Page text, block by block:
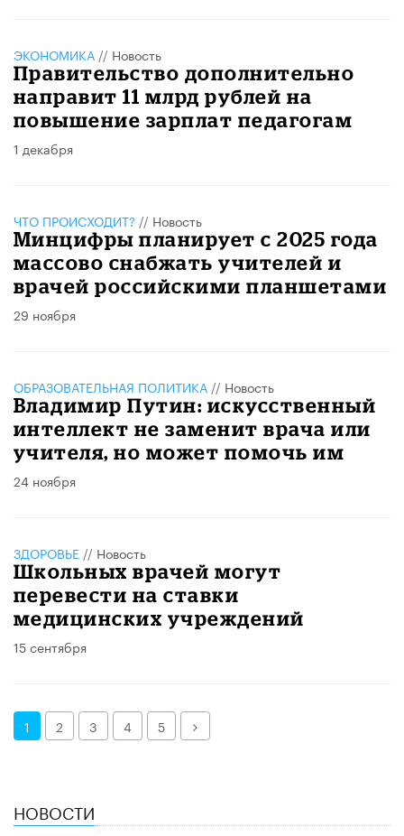
ЭКОНОМИКА // Новость
Правительство дополнительно
направит 11 млрд рублей на
повышение зарплат педагогам
1 декабря
ЧТО ПРОИСХОДИТ? // Новость
Минцифры планирует с 2025 года
массово снабжать учителей и
врачей российскими планшетами
29 ноября
ОБРАЗОВАТЕЛЬНАЯ ПОЛИТИКА // Новость
Владимир Путин: искусственный
интеллект не заменит врача или
учителя, но может помочь им
24 ноября
ЗДОРОВЬЕ // Новость
Школьных врачей могут
перевести на ставки
медицинских учреждений
15 сентября
1 2 3 4 5 Далее
НОВОСТИ